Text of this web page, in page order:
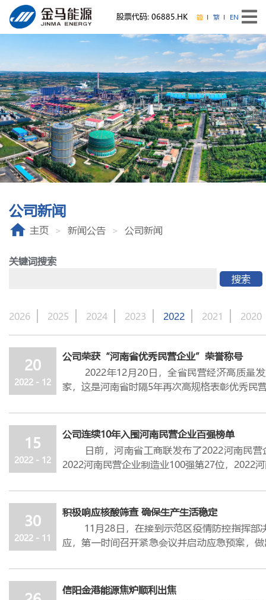
股票代码: 06885.HK 简 繁 EN
公司新闻
主页 新闻公告 公司新闻
关键词搜索
搜索
2026 2025 2024 2023 2022 2021 2020
20
2022 - 12
公司荣获“河南省优秀民营企业”荣誉称号
2022年12月20日，全省民营经济高质量
家，这是河南省时隔5年再次高规格表彰优秀民
晰、稳健经营、不断创新及经历3年疫情影响和
部、河南省工业和信息化厅、河南省工商业联
平、公正原则，严格按照自下而上、逐级审核
近年来，公司作为行业领军型企业，紧跟“
新推动企业高质量发展；加速化工园区建设，
15
2022 - 12
公司连续10年入围河南民营企业百强榜单
日前，河南省工商联发布了2022河南民营
2022河南民营企业制造业100强第27位， 2022
的重要地位。
近年来，公司始终坚持走高质量转型发展之
境效益协调发展。未来公司将继续深入贯彻新
据悉，该榜单是为展示我省大型民营企业发
神，立足新发展阶段、贯彻新发展理念、融入
30
2022 - 11
积极响应核酸筛查 确保生产生活稳定
11 月28日，在接到示范区疫情防控指挥部
应，第一时间召开紧急会议并启动应急预案，
键环节作出详细部署。
针对公司全员核酸采样问题，为严格执行闭
信阳金港能源焦炉顺利出焦